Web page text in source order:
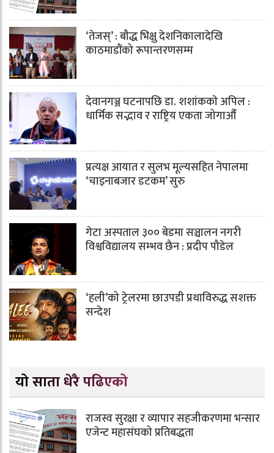
‘तेजस्’ : बौद्ध भिक्षु देशनिकालादेखि
काठमाडौंको रूपान्तरणसम्म
देवानगञ्ज घटनापछि डा. शशांककाे अपिल :
धार्मिक सद्भाव र राष्ट्रिय एकता जोगाऔँ
प्रत्यक्ष आयात र सुलभ मूल्यसहित नेपालमा
‘चाइनाबजार डटकम’ सुरु
गेटा अस्पताल ३०० बेडमा सञ्चालन नगरी
विश्वविद्यालय सम्भव छैन : प्रदीप पौडेल
‘हली’को ट्रेलरमा छाउपडी प्रथाविरुद्ध सशक्त
सन्देश
यो साता धेरै पढिएको
राजस्व सुरक्षा र व्यापार सहजीकरणमा भन्सार
एजेन्ट महासंघको प्रतिबद्धता